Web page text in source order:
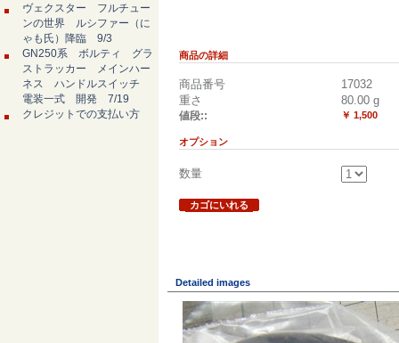
ヴェクスター フルチュー
ンの世界 ルシファー（に
ゃも氏）降臨 9/3
GN250系 ボルティ グラ
ストラッカー メインハー
ネス ハンドルスイッチ
電装一式 開発 7/19
クレジットでの支払い方
商品の詳細
商品番号
17032
重さ
80.00 g
値段:: ￥ 1,500
オプション
数量
カゴにいれる
Detailed images